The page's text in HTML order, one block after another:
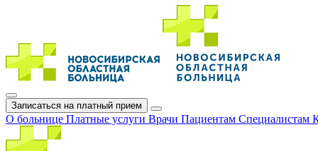
Записаться на платный прием
О больнице Платные услуги Врачи Пациентам Специалистам